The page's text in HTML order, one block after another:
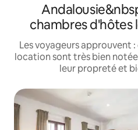
chambres d'hôtes
Les voyageurs approuvent
location sont très bien
leur propreté et